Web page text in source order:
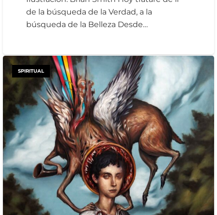
de la búsqueda de la Verdad, a la
búsqueda de la Belleza Desde…
SPIRITUAL